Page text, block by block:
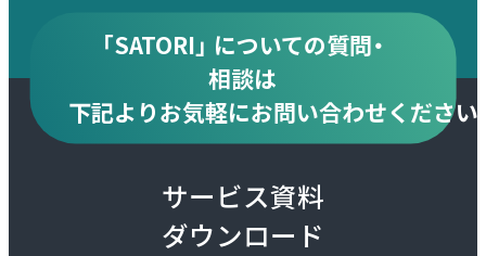
「SATORI」 についての質問・
相談は
下記よりお気軽にお問い合わせください
サービス資料
ダウンロード